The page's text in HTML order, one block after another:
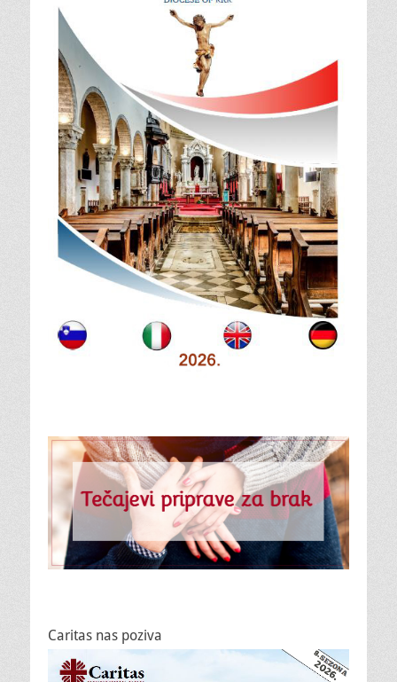
Caritas nas poziva